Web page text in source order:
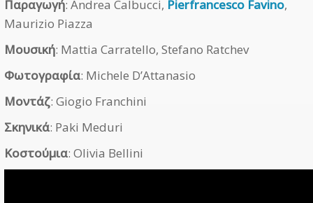
Παραγωγή: Andrea Calbucci, Pierfrancesco Favino,
Maurizio Piazza
Μουσική: Mattia Carratello, Stefano Ratchev
Φωτογραφία: Michele D’Attanasio
Μοντάζ: Giogio Franchini
Σκηνικά: Paki Meduri
Κοστούμια: Olivia Bellini